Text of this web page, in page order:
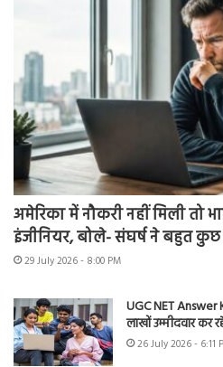
अमेरिका में नौकरी नहीं मिली तो
इंजीनियर, बोले- संघर्ष ने बहुत
29 July 2026 - 8:00 PM
UGC NET Answer
लाखों उम्मीदवार कर
26 July 2026 - 6:11